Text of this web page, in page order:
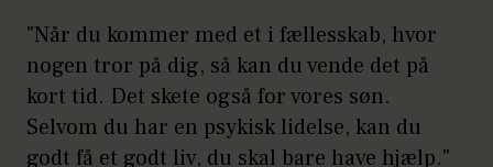
"Når du kommer med et i fællesskab, hvor
nogen tror på dig, så kan du vende det på
kort tid. Det skete også for vores søn.
Selvom du har en psykisk lidelse, kan du
godt få et godt liv, du skal bare have hjælp."